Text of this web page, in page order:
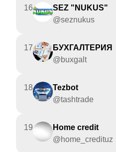
16
SEZ "NUKUS"
@seznukus
17
БУХГАЛТЕРИЯ
@buxgalt
18
Tezbot
@tashtrade
19
Home сredit
@home_credituz